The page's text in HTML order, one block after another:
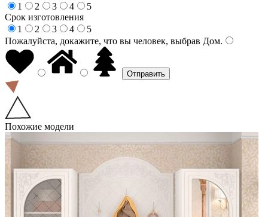
1
2 3 4
5
Срок изготовления
1
2 3 4
5
Пожалуйста, докажите, что вы человек, выбрав Дом.
Похожие модели